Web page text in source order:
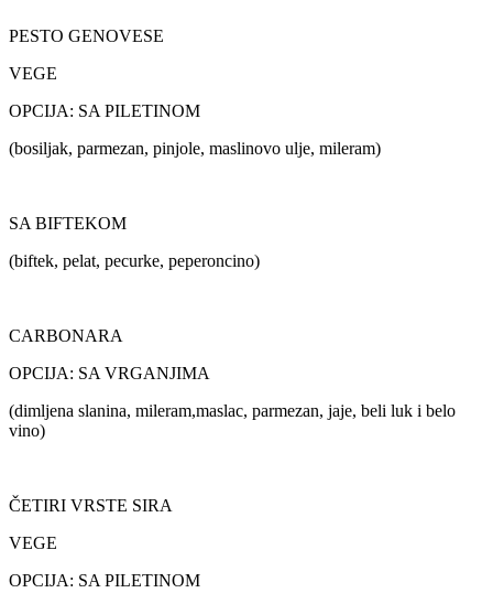
PESTO GENOVESE
VEGE
OPCIJA: SA PILETINOM
(bosiljak, parmezan, pinjole, maslinovo ulje, mileram)
SA BIFTEKOM
(biftek, pelat, pecurke, peperoncino)
CARBONARA
OPCIJA: SA VRGANJIMA
(dimljena slanina, mileram,maslac, parmezan, jaje, beli luk i belo
vino)
ČETIRI VRSTE SIRA
VEGE
OPCIJA: SA PILETINOM